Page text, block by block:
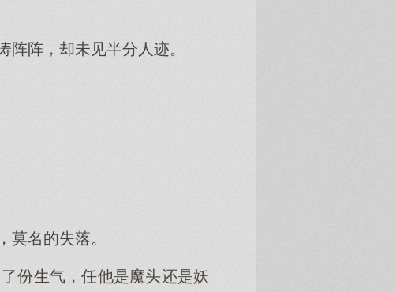
阵，却未见半分人迹。
名的失落。
份生气，任他是魔头还是妖